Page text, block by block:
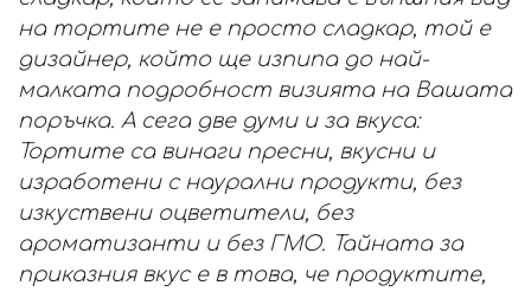
на тортите не е просто сладкар, той е
дизайнер, който ще изпипа до най-
малката подробност визията на Вашата
поръчка. А сега две думи и за вкуса:
Тортите са винаги пресни, вкусни и
изработени с наурални продукти, без
изкуствени оцветители, без
ароматизанти и без ГМО. Тайната за
приказния вкус е в това, че продуктите,